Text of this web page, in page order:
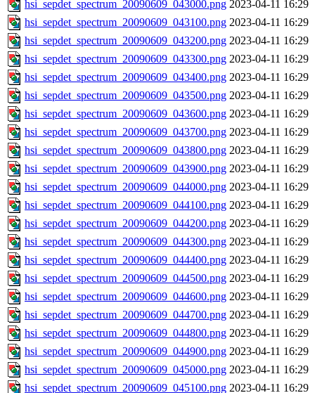
hsi_sepdet_spectrum_20090609_043000.png 2023-04-11 16:29
hsi_sepdet_spectrum_20090609_043100.png 2023-04-11 16:29
hsi_sepdet_spectrum_20090609_043200.png 2023-04-11 16:29
hsi_sepdet_spectrum_20090609_043300.png 2023-04-11 16:29
hsi_sepdet_spectrum_20090609_043400.png 2023-04-11 16:29
hsi_sepdet_spectrum_20090609_043500.png 2023-04-11 16:29
hsi_sepdet_spectrum_20090609_043600.png 2023-04-11 16:29
hsi_sepdet_spectrum_20090609_043700.png 2023-04-11 16:29
hsi_sepdet_spectrum_20090609_043800.png 2023-04-11 16:29
hsi_sepdet_spectrum_20090609_043900.png 2023-04-11 16:29
hsi_sepdet_spectrum_20090609_044000.png 2023-04-11 16:29
hsi_sepdet_spectrum_20090609_044100.png 2023-04-11 16:29
hsi_sepdet_spectrum_20090609_044200.png 2023-04-11 16:29
hsi_sepdet_spectrum_20090609_044300.png 2023-04-11 16:29
hsi_sepdet_spectrum_20090609_044400.png 2023-04-11 16:29
hsi_sepdet_spectrum_20090609_044500.png 2023-04-11 16:29
hsi_sepdet_spectrum_20090609_044600.png 2023-04-11 16:29
hsi_sepdet_spectrum_20090609_044700.png 2023-04-11 16:29
hsi_sepdet_spectrum_20090609_044800.png 2023-04-11 16:29
hsi_sepdet_spectrum_20090609_044900.png 2023-04-11 16:29
hsi_sepdet_spectrum_20090609_045000.png 2023-04-11 16:29
hsi_sepdet_spectrum_20090609_045100.png 2023-04-11 16:29